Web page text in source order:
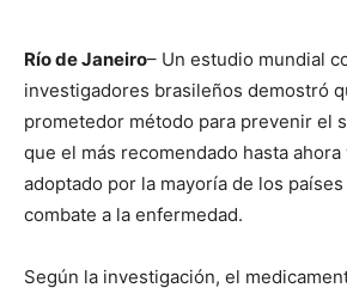
Río de Janeiro– Un estudio mundial
investigadores brasileños demostró
prometedor método para prevenir el
que el más recomendado hasta
adoptado por la mayoría de los
combate a la enfermedad.
Según la investigación, el